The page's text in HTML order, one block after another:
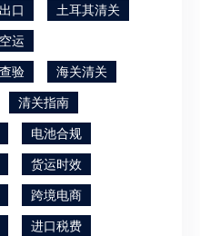
口
土耳其清关
运
验
海关清关
清关指南
电池合规
货运时效
跨境电商
进口税费